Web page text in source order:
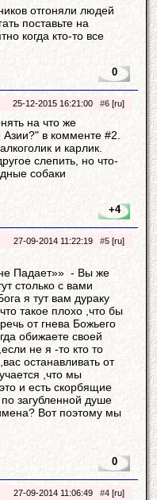
отгоняли людей
поставьте на
когда кто-то все
0
25-12-2015 16:21:00 #6 [ru]
на что же
в комменте #2.
и карлик.
слепить, но что-
собаки
+4
27-09-2014 11:22:19 #5 [ru]
Падает»» - Вы же
столько с вами
я тут вам дураку
такое плохо ,что бы
от гнева Божьего
обижаете своей
не я -то кто то
останавливать от
,что мы
и есть скорбящие
загубленной душе
Вот поэтому мы
0
27-09-2014 11:06:49 #4 [ru]